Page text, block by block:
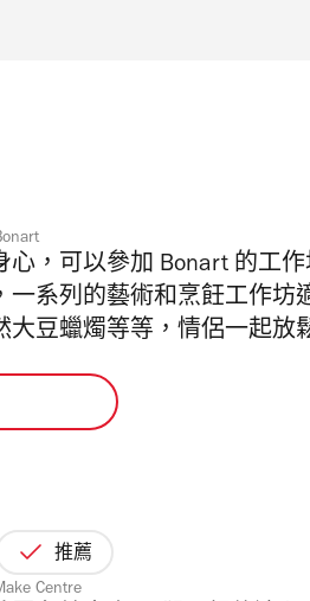
心，可以參加 Bonart 的工
一系列的藝術和烹飪工作坊
大豆蠟燭等等，情侶一起放
推薦
Centre